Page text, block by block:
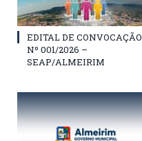
EDITAL DE CONVOCAÇÃO
Nº 001/2026 –
SEAP/ALMEIRIM